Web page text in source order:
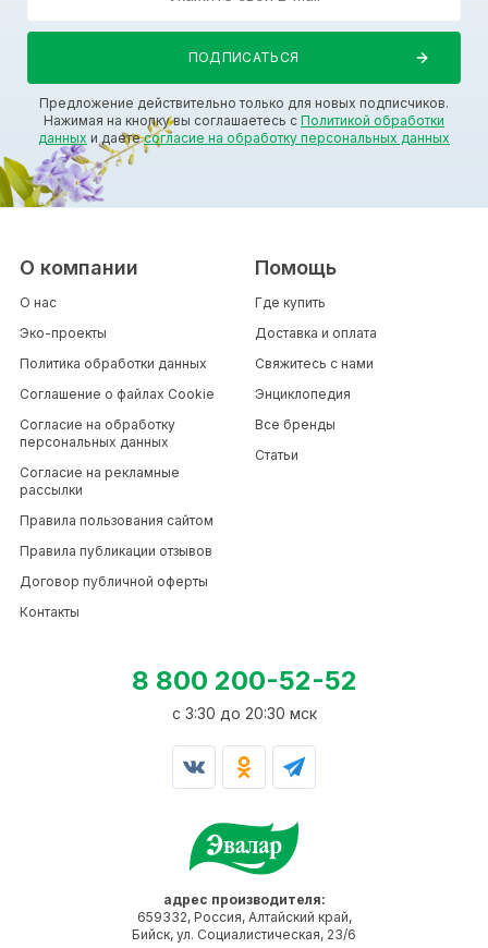
Предложение действительно только для новых подписчиков.
Нажимая на кнопку вы соглашаетесь с Политикой обработки
данных и даетесогласие на обработку персональных данных
адрес производителя:
659332, Россия, Алтайский край,
Бийск, ул. Социалистическая, 23/6
О компании
О нас
Эко-проекты
Политика обработки данных
Соглашение о файлах Cookie
Согласие на обработку
персональных данных
Согласие на рекламные
рассылки
Правила пользования сайтом
Правила публикации отзывов
Договор публичной оферты
Контакты
Помощь
Где купить
Доставка и оплата
Свяжитесь с нами
Энциклопедия
Все бренды
Статьи
8 800 200-52-52
c 3:30 до 20:30 мск